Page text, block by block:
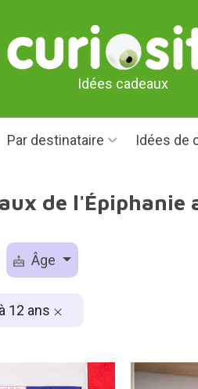
Idées cadeaux
Par destinataire Idées de
de l'Épiphanie
Âge
12 ans